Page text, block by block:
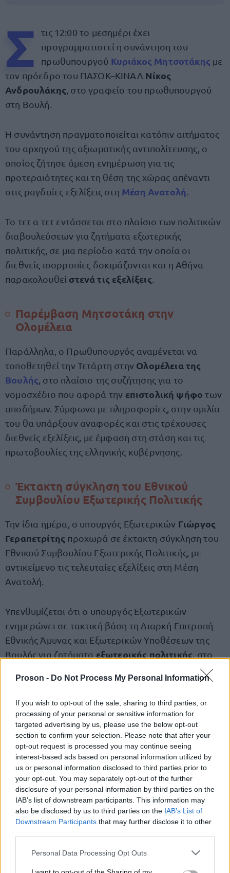
Proson - Do Not Process My Personal Information
If you wish to opt-out of the sale, sharing to third parties, or
processing of your personal or sensitive information for
targeted advertising by us, please use the below opt-out
section to confirm your selection. Please note that after your
opt-out request is processed you may continue seeing
interest-based ads based on personal information utilized by
us or personal information disclosed to third parties prior to
your opt-out. You may separately opt-out of the further
disclosure of your personal information by third parties on the
IAB’s list of downstream participants. This information may
also be disclosed by us to third parties on the IAB’s List of
Downstream Participants that may further disclose it to other
Please note that this website/app uses one or more Google
Personal Data Processing Opt Outs
Σ
τις 12:00 το μεσημέρι έχει
προγραμματιστεί η συνάντηση του
πρωθυπουργού Κυριάκος Μητσοτάκης με
τον πρόεδρο του ΠΑΣΟΚ–ΚΙΝΑΛ Νίκος
Ανδρουλάκης , στο γραφείο του πρωθυπουργού
στη Βουλή.
Η συνάντηση πραγματοποιείται κατόπιν αιτήματος
του αρχηγού της αξιωματικής αντιπολίτευσης, ο
οποίος ζήτησε άμεση ενημέρωση για τις
προτεραιότητες και τη θέση της χώρας απέναντι
στις ραγδαίες εξελίξεις στη Μέση Ανατολή
Το τετ α τετ εντάσσεται στο πλαίσιο των πολιτικών
διαβουλεύσεων για ζητήματα εξωτερικής
πολιτικής, σε μια περίοδο κατά την οποία οι
διεθνείς ισορροπίες δοκιμάζονται και η Αθήνα
παρακολουθεί στενά τις εξελίξεις
Παρέμβαση Μητσοτάκη στην
Ολομέλεια
Παράλληλα, ο Πρωθυπουργός αναμένεται να
τοποθετηθεί την Τετάρτη στην Ολομέλεια της
Βουλής , στο πλαίσιο της συζήτησης για το
νομοσχέδιο που αφορά την επιστολική ψήφο των
αποδήμων. Σύμφωνα με πληροφορίες, στην ομιλία
του θα υπάρξουν αναφορές και στις τρέχουσες
διεθνείς εξελίξεις, με έμφαση στη στάση και τις
πρωτοβουλίες της ελληνικής κυβέρνησης.
Έκτακτη σύγκληση του Εθνικού
Συμβουλίου Εξωτερικής Πολιτικής
Την ίδια ημέρα, ο υπουργός Εξωτερικών Γιώργος
Γεραπετρίτης προχωρά σε έκτακτη σύγκληση του
Εθνικού Συμβουλίου Εξωτερικής Πολιτικής, με
αντικείμενο τις τελευταίες εξελίξεις στη Μέση
Ανατολή.
Υπενθυμίζεται ότι ο υπουργός Εξωτερικών
ενημερώνει σε τακτική βάση τη Διαρκή Επιτροπή
Εθνικής Άμυνας και Εξωτερικών Υποθέσεων της
Βουλής για ζητήματα εξωτερικής πολιτικής , στο
διαδικασίας.
ΑΣΕΠ: Πιστοποίηση Αγγλικών σε
μόνο 2 ημέρες στα χέρια σας
ΑΣΕΠ: Εξ αποστάσεως η πιο Εύκολη
Πιστοποίηση Υπολογιστών σε 2
μέρες